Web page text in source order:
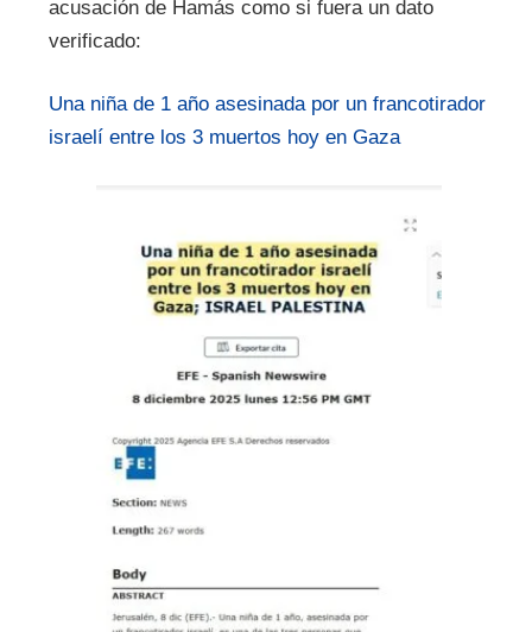
acusación de Hamás como si fuera un dato
verificado:
Una niña de 1 año asesinada por un francotirador
israelí entre los 3 muertos hoy en Gaza